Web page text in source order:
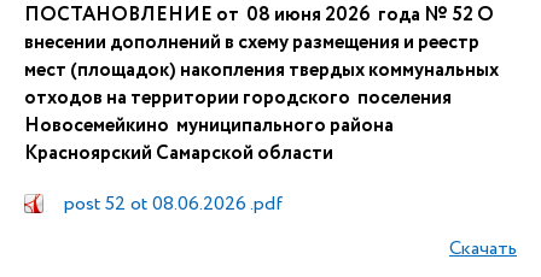
ПОСТАНОВЛЕНИЕ от 08 июня 2026 года № 52 О
внесении дополнений в схему размещения и реестр
мест (площадок) накопления твердых коммунальных
отходов на территории городского поселения
Новосемейкино муниципального района
Красноярский Самарской области
post 52 ot 08.06.2026 .pdf
Скачать